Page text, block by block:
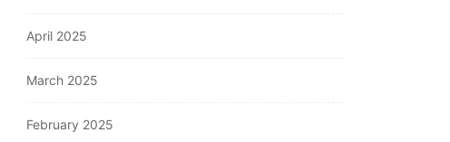
April 2025
March 2025
February 2025